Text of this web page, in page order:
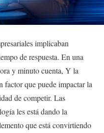
implicaban
de respuesta. En una
y minuto cuenta, Y la
factor que puede impactar la
de competir. Las
les está dando la
que está convirtiendo